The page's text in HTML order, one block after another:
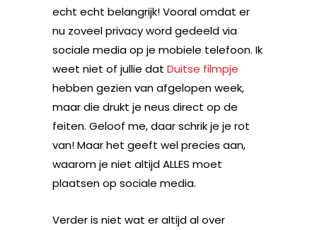
echt echt belangrijk! Vooral omdat er
nu zoveel privacy word gedeeld via
sociale media op je mobiele telefoon. Ik
weet niet of jullie dat Duitse filmpje
hebben gezien van afgelopen week,
maar die drukt je neus direct op de
feiten. Geloof me, daar schrik je je rot
van! Maar het geeft wel precies aan,
waarom je niet altijd ALLES moet
plaatsen op sociale media.
Verder is niet wat er altijd al over